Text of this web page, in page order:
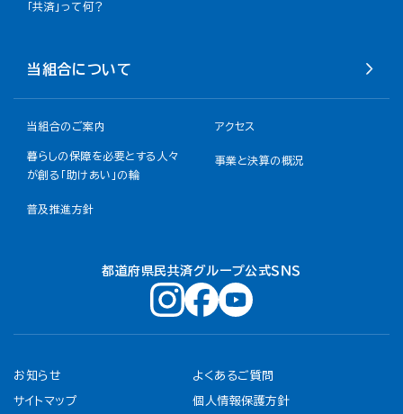
「共済」って何？
当組合について
当組合のご案内 アクセス
暮らしの保障を必要とする人々
が創る「助けあい」の輪
事業と決算の概況
普及推進方針
都道府県民共済グループ公式ＳＮＳ
お知らせ よくあるご質問
サイトマップ 個人情報保護方針